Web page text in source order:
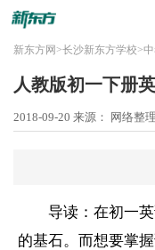
新东方网 >长沙新东方学校>
人教版初一下册
2018-09-20 来源： 网络整理
导读：在初一英
的基石。而想要掌